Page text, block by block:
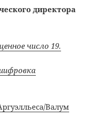
директора
число 19.
Валум